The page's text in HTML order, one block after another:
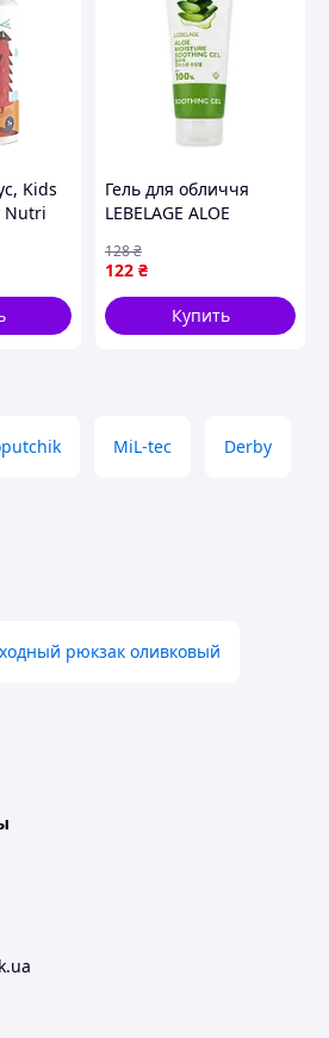
Kids
Nutri
Гель для обличчя
LEBELAGE ALOE
100% SOOTHING GEL
100ml
122 ₴
128₴
Купить
MiL-tec Derby
рюкзак оливковый